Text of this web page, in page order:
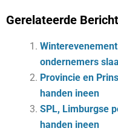
Gerelateerde
ondernemers
Provincie en
handen ineen
SPL, Limburgse
handen ineen